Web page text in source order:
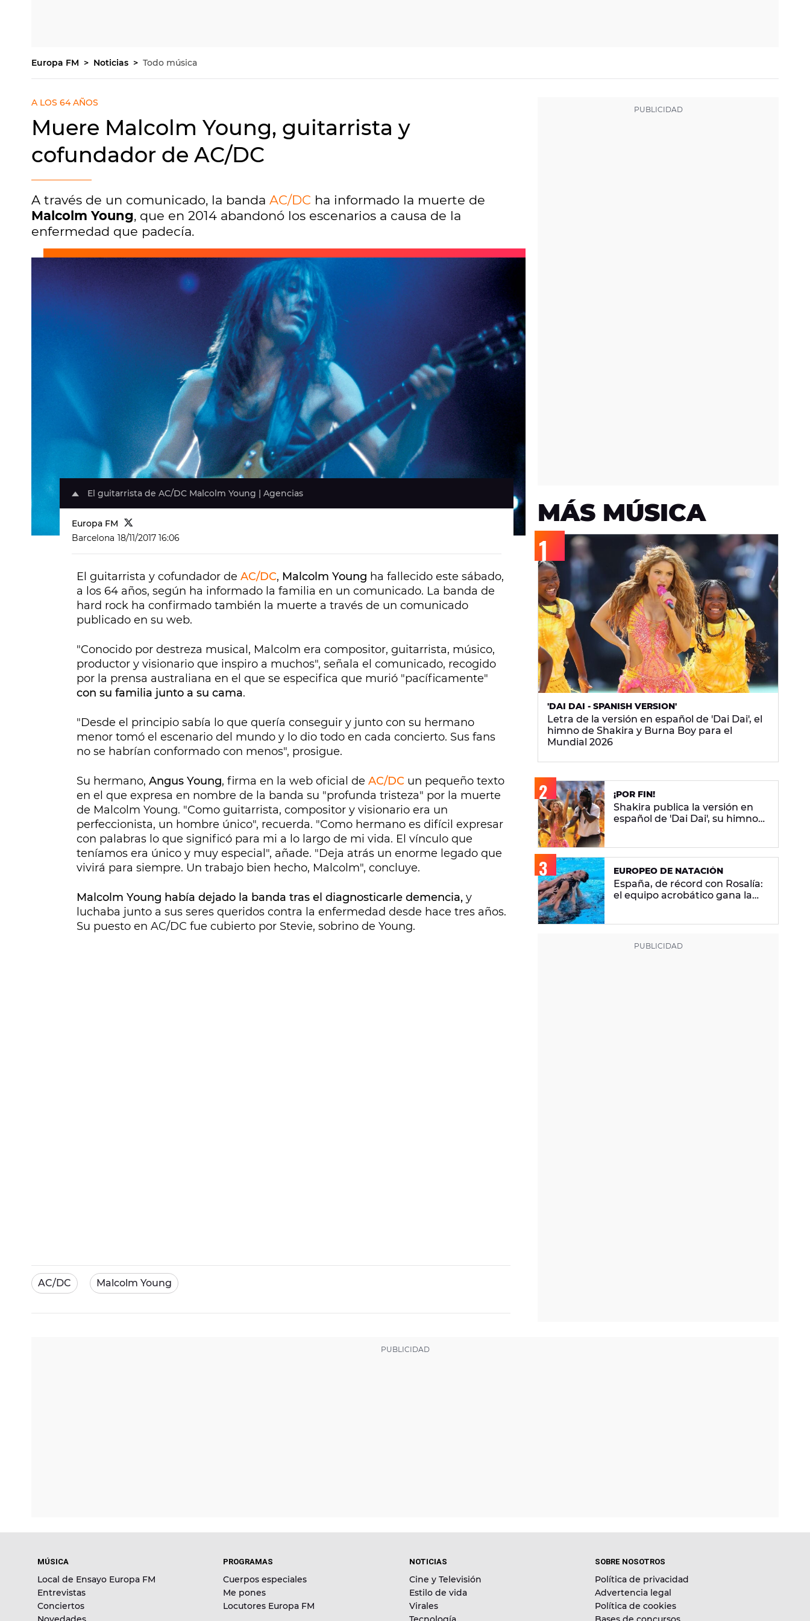
Europa FM Noticias Todo música
A LOS 64 AÑOS
Muere Malcolm Young, guitarrista y
cofundador de AC/DC
A través de un comunicado, la banda AC/DC ha informado la muerte de
Malcolm Young, que en 2014 abandonó los escenarios a causa de la
enfermedad que padecía.
El guitarrista de AC/DC Malcolm Young | Agencias
Europa FM
Barcelona 18/11/2017 16:06
El guitarrista y cofundador de AC/DC, Malcolm Young ha fallecido este sábado,
a los 64 años, según ha informado la familia en un comunicado. La banda de
hard rock ha confirmado también la muerte a través de un comunicado
publicado en su web.
"Conocido por destreza musical, Malcolm era compositor, guitarrista, músico,
productor y visionario que inspiro a muchos", señala el comunicado, recogido
por la prensa australiana en el que se especifica que murió "pacíficamente"
con su familia junto a su cama.
"Desde el principio sabía lo que quería conseguir y junto con su hermano
menor tomó el escenario del mundo y lo dio todo en cada concierto. Sus fans
no se habrían conformado con menos", prosigue.
Su hermano, Angus Young, firma en la web oficial de AC/DC un pequeño texto
en el que expresa en nombre de la banda su "profunda tristeza" por la muerte
de Malcolm Young. "Como guitarrista, compositor y visionario era un
perfeccionista, un hombre único", recuerda. "Como hermano es difícil expresar
con palabras lo que significó para mi a lo largo de mi vida. El vínculo que
teníamos era único y muy especial", añade. "Deja atrás un enorme legado que
vivirá para siempre. Un trabajo bien hecho, Malcolm", concluye.
Malcolm Young había dejado la banda tras el diagnosticarle demencia, y
luchaba junto a sus seres queridos contra la enfermedad desde hace tres años.
Su puesto en AC/DC fue cubierto por Stevie, sobrino de Young.
AC/DC Malcolm Young
MÁS MÚSICA
'DAI DAI - SPANISH VERSION'
Letra de la versión en español de 'Dai Dai', el
himno de Shakira y Burna Boy para el
Mundial 2026
¡POR FIN!
Shakira publica la versión en
español de 'Dai Dai', su himno
EUROPEO DE NATACIÓN
España, de récord con Rosalía:
el equipo acrobático gana la
MÚSICA
Local de Ensayo Europa FM
Entrevistas
Conciertos
PROGRAMAS
Cuerpos especiales
Me pones
Locutores Europa FM
NOTICIAS
Cine y Televisión
Estilo de vida
Virales
SOBRE NOSOTROS
Política de privacidad
Advertencia legal
Política de cookies